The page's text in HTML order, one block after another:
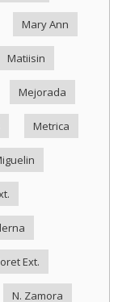
Mary Ann
Matiisin
Mejorada
Metrica
Ext.
N. Zamora